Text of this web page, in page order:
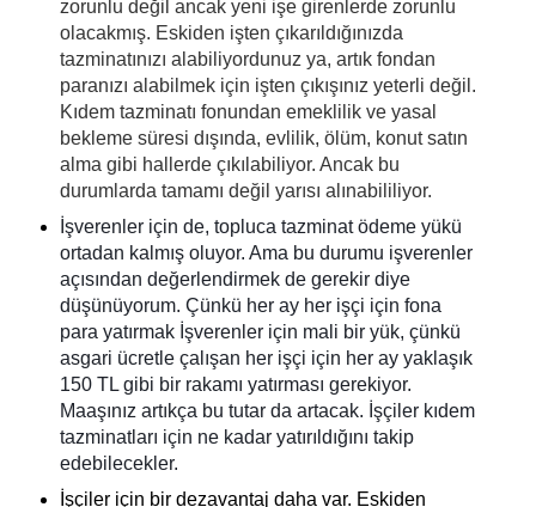
zorunlu değil ancak yeni işe girenlerde zorunlu
olacakmış. Eskiden işten çıkarıldığınızda
tazminatınızı alabiliyordunuz ya, artık fondan
paranızı alabilmek için işten çıkışınız yeterli değil.
Kıdem tazminatı fonundan emeklilik ve yasal
bekleme süresi dışında, evlilik, ölüm, konut satın
alma gibi hallerde çıkılabiliyor. Ancak bu
durumlarda tamamı değil yarısı alınabililiyor.
İşverenler için de, topluca tazminat ödeme yükü
ortadan kalmış oluyor. Ama bu durumu işverenler
açısından değerlendirmek de gerekir diye
düşünüyorum. Çünkü her ay her işçi için fona
para yatırmak İşverenler için mali bir yük, çünkü
asgari ücretle çalışan her işçi için her ay yaklaşık
150 TL gibi bir rakamı yatırması gerekiyor.
Maaşınız artıkça bu tutar da artacak. İşçiler kıdem
tazminatları için ne kadar yatırıldığını takip
edebilecekler.
İşçiler için bir dezavantaj daha var. Eskiden